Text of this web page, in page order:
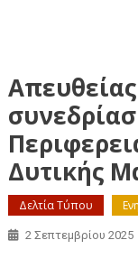
Δυτικής
Δελτία Τύπου
2 Σεπτεμβρίου 2025